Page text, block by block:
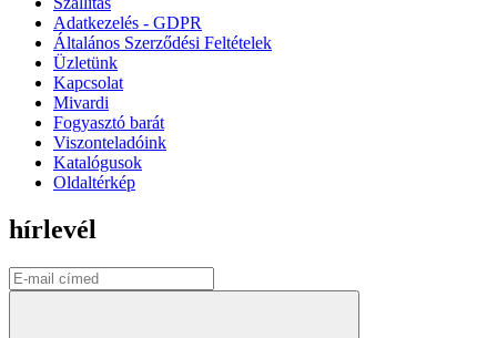
Adatkezelés - GDPR
Általános Szerződési Feltételek
Üzletünk
Kapcsolat
Mivardi
Fogyasztó barát
Viszonteladóink
Katalógusok
Oldaltérkép
hírlevél